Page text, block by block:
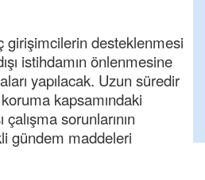
girişimcilerin desteklenmesi
istihdamın önlenmesine
yapılacak. Uzun süredir
kapsamındaki
çalışma sorunlarının
gündem maddeleri